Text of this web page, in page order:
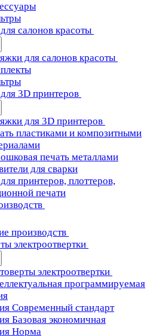
салонов красоты
для салонов красоты
3D принтеров
для 3D принтеров
пластиками и композитными
печать металлами
для сварки
принтеров, плоттеров,
печати
производств
электроотвертки
электроотвертки
программируемая
Современный стандарт
Базовая экономичная
Норма